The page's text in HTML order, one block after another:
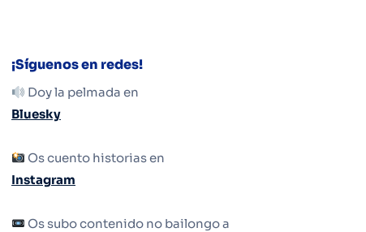
¡Síguenos en redes!
Doy la pelmada en
Bluesky
Os cuento historias en
Instagram
Os subo contenido no bailongo a